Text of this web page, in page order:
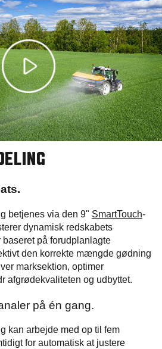
betjenes via den 9" SmartTouch-
dynamisk redskabets
på forudplanlagte
den korrekte mængde gødning
marksektion, optimer
afgrødekvaliteten og udbyttet.
på én gang.
kan arbejde med op til fem
for automatisk at justere